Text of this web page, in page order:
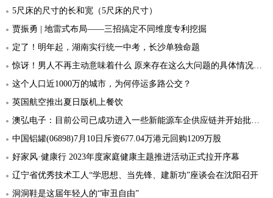
5尺床的尺寸的长和宽（5尺床的尺寸）
贾振勇 | 地雷式布局——三招搞定不同维度专利挖掘
定了！明年起，湖南实行统一中考，长沙单独命题
惊讶！男人不再主动意味着什么 原来存在这么大问题的具体情况详细内容介绍
这个人口近1000万的城市，为何停运多路公交？
英国航空推出夏日版机上餐饮
澳弘电子：目前公司已成功进入一些新能源车企供应链并开始批量试制
中国铝罐(06898)7月10日斥资677.04万港元回购1209万股
好家风·健康行 2023年度家庭健康主题推进活动正式拉开序幕
辽宁省优秀技术工人“学思想、当先锋、建新功”座谈会在沈阳召开
洞洞鞋是这届年轻人的“审丑自由”